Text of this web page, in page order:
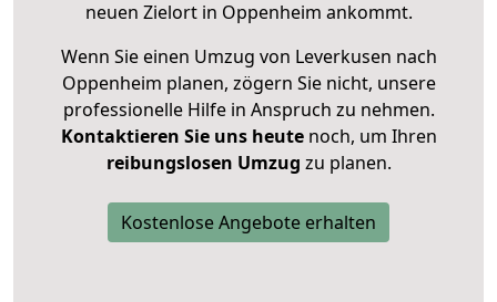
neuen Zielort in Oppenheim ankommt.
Wenn Sie einen Umzug von Leverkusen nach
Oppenheim planen, zögern Sie nicht, unsere
professionelle Hilfe in Anspruch zu nehmen.
Kontaktieren Sie uns heutenoch, um Ihren
reibungslosen Umzug zu planen.
Kostenlose Angebote erhalten